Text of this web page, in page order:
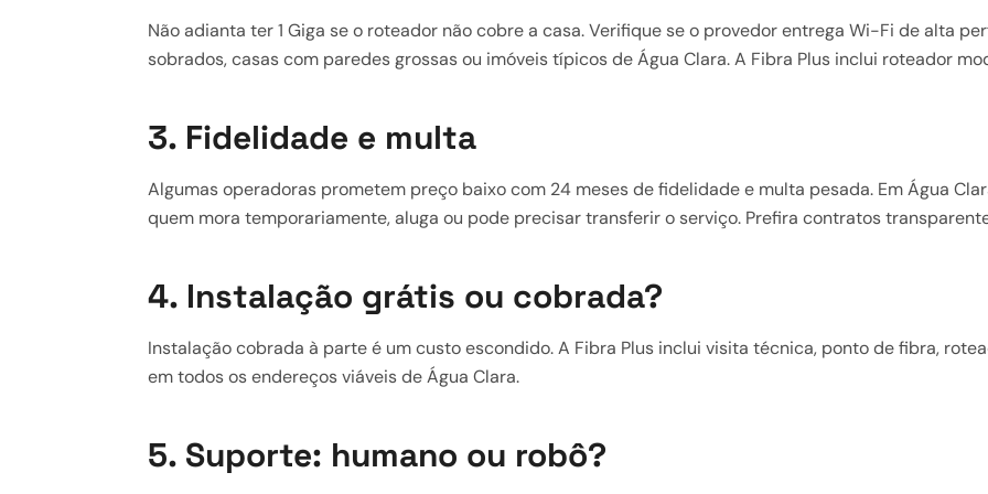
Não adianta ter 1 Giga se o roteador não cobre a casa. Verifique se o provedor entrega Wi-Fi de alta
sobrados, casas com paredes grossas ou imóveis típicos de Água Clara. A Fibra Plus inclui roteador
3. Fidelidade e multa
Algumas operadoras prometem preço baixo com 24 meses de fidelidade e multa pesada. Em Água
quem mora temporariamente, aluga ou pode precisar transferir o serviço. Prefira contratos
4. Instalação grátis ou cobrada?
Instalação cobrada à parte é um custo escondido. A Fibra Plus inclui visita técnica, ponto de fibra,
em todos os endereços viáveis de Água Clara.
5. Suporte: humano ou robô?